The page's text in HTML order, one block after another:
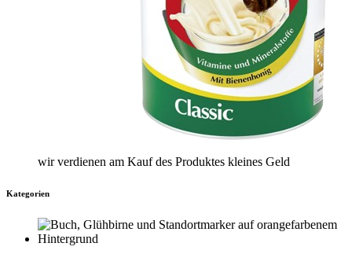
wir verdienen am Kauf des Produktes kleines Geld
Kategorien